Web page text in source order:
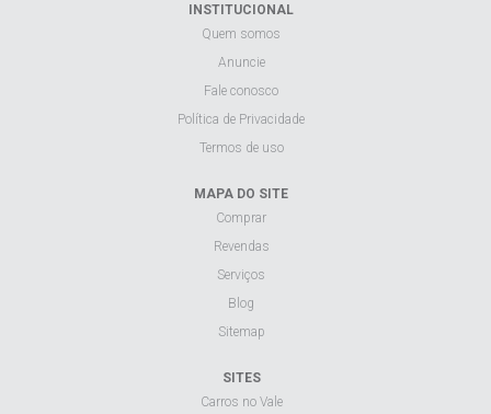
INSTITUCIONAL
Quem somos
Anuncie
Fale conosco
Política de Privacidade
Termos de uso
MAPA DO SITE
Comprar
Revendas
Serviços
Blog
Sitemap
SITES
Carros no Vale